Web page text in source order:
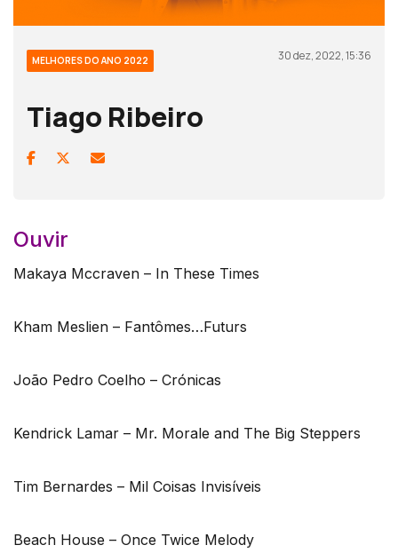
MELHORES DO ANO 2022 30 dez, 2022, 15:36
Tiago Ribeiro
Ouvir
Makaya Mccraven – In These Times
Kham Meslien – Fantômes…Futurs
João Pedro Coelho – Crónicas
Kendrick Lamar – Mr. Morale and The Big Steppers
Tim Bernardes – Mil Coisas Invisíveis
Beach House – Once Twice Melody